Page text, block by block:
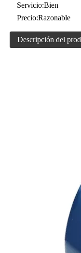
Servicio:Bien
Precio:Razonable
Descripción del